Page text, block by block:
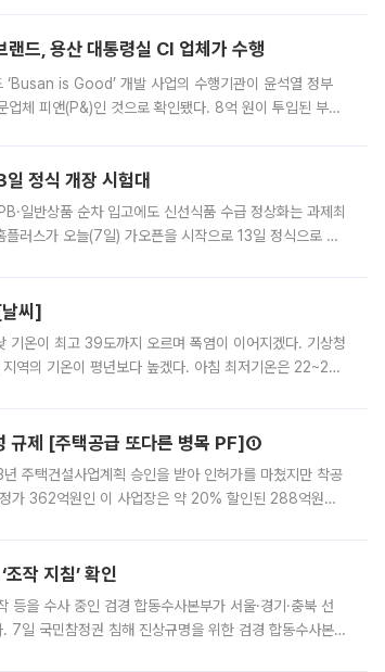
, 용산 대통령실 CI 업체가 수행
‘Busan is Good’ 개발 사업의 수행기관이 윤석열 정부
체 피앤(P&)인 것으로 확인됐다. 8억 원이 투입된 부산
정식 개장 시험대
일반상품 순차 입고에도 신선식품 수급 정상화는 과제최
러스가 오늘(7일) 가오픈을 시작으로 13일 정식으로 재
씨]
기온이 최고 39도까지 오르며 폭염이 이어지겠다. 기상청
역의 기온이 평년보다 높겠다. 아침 최저기온은 22~27
규제 [주택공급 또다른 병목 PF]①
주택건설사업계획 승인을 받아 인허가를 마쳤지만 착공
가 362억원인 이 사업장은 약 20% 할인된 288억원에
작 지침’ 확인
을 수사 중인 검경 합동수사본부가 서울·경기·충북 선
7일 국민참정권 침해 진상규명을 위한 검경 합동수사본